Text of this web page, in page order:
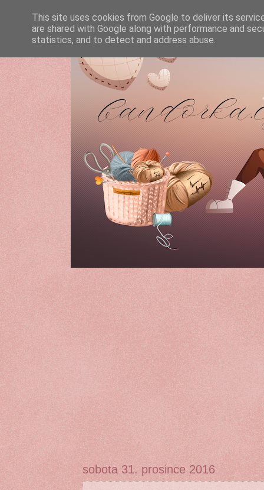
sobota 31. prosince 2016
This site uses cookies from Google to deliver its
are shared with Google along with performance and
statistics, and to detect and address abuse.